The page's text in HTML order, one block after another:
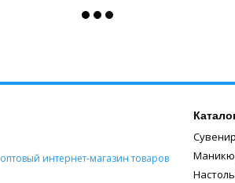
оптовый интернет-магазин товаров